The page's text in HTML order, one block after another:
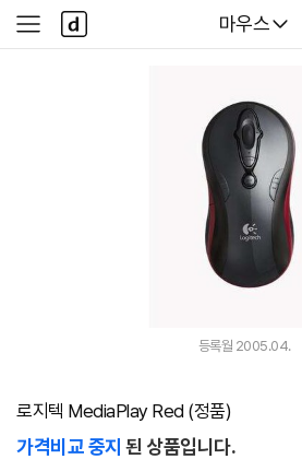
다나와
마우스
사
이
다
나
와
등록월 2005.04.
로지텍 MediaPlay Red (정품)
가격비교 중지 된 상품입니다.